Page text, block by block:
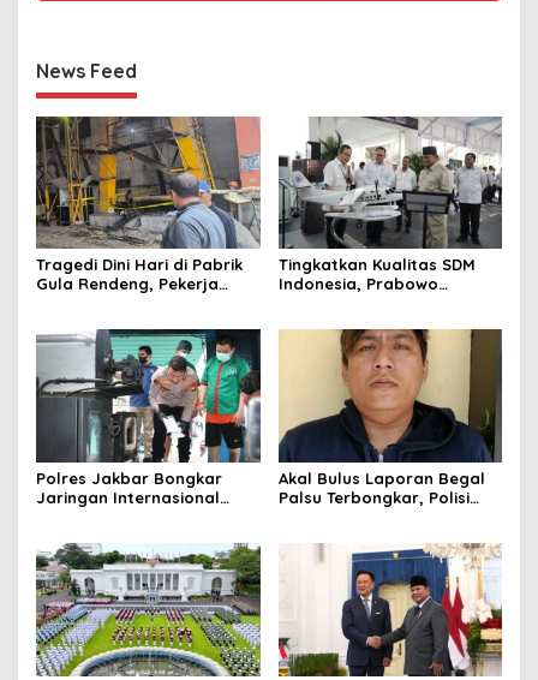
News Feed
Tragedi Dini Hari di Pabrik
Gula Rendeng, Pekerja
Tingkatkan Kualitas SDM
Indonesia, Prabowo
Terbaik Dunia
Polres Jakbar Bongkar
Jaringan Internasional
Diringkus dan Barang Bukti
1,1 Ton Rp119 Miliar
Dimusnahkan
Akal Bulus Laporan Begal
Palsu Terbongkar, Polisi